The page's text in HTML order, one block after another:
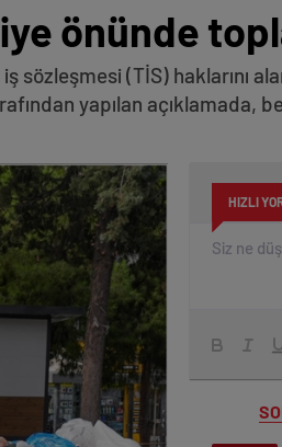
önünde
(TİS) haklarını
yapılan açıklamada,
HIZLI